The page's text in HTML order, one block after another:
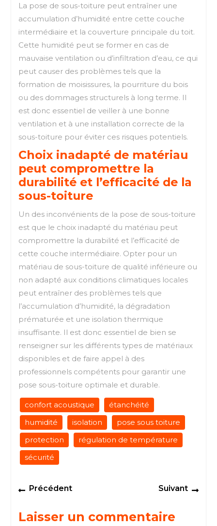
La pose de sous-toiture peut entraîner une
accumulation d’humidité entre cette couche
intermédiaire et la couverture principale du toit.
Cette humidité peut se former en cas de
mauvaise ventilation ou d’infiltration d’eau, ce qui
peut causer des problèmes tels que la
formation de moisissures, la pourriture du bois
ou des dommages structurels à long terme. Il
est donc essentiel de veiller à une bonne
ventilation et à une installation correcte de la
sous-toiture pour éviter ces risques potentiels.
Choix inadapté de matériau
peut compromettre la
durabilité et l’efficacité de la
sous-toiture
Un des inconvénients de la pose de sous-toiture
est que le choix inadapté du matériau peut
compromettre la durabilité et l’efficacité de
cette couche intermédiaire. Opter pour un
matériau de sous-toiture de qualité inférieure ou
non adapté aux conditions climatiques locales
peut entraîner des problèmes tels que
l’accumulation d’humidité, la dégradation
prématurée et une isolation thermique
insuffisante. Il est donc essentiel de bien se
renseigner sur les différents types de matériaux
disponibles et de faire appel à des
professionnels compétents pour garantir une
pose sous-toiture optimale et durable.
confort acoustique
étanchéité
humidité
isolation
pose sous toiture
protection
régulation de température
sécurité
Navigation
de
l’article
PrécédentPrevious
Suivant
Laisser un commentaire